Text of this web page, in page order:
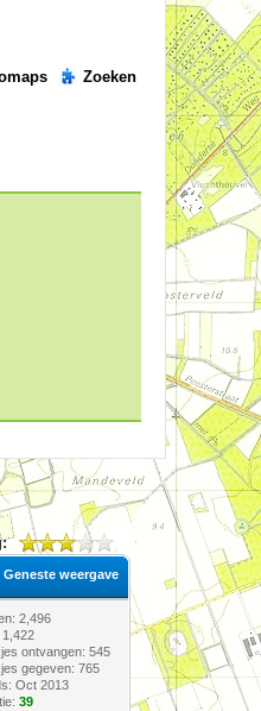
Zoeken
Geneste weergave
2,496
1,422
ontvangen:545
gegeven: 765
Oct 2013
39